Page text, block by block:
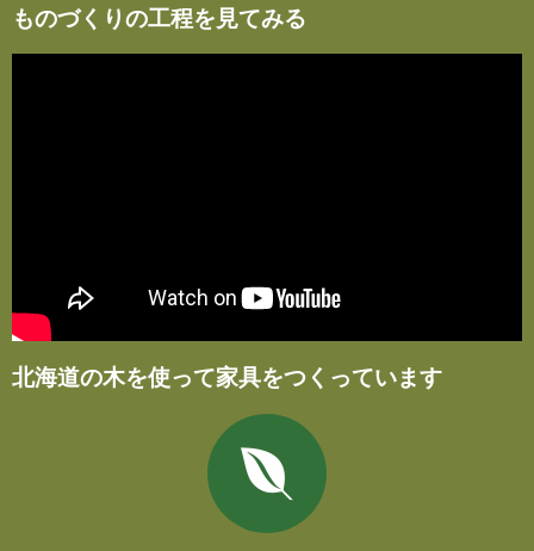
ものづくりの工程を見てみる
北海道の木を使って家具をつくっています